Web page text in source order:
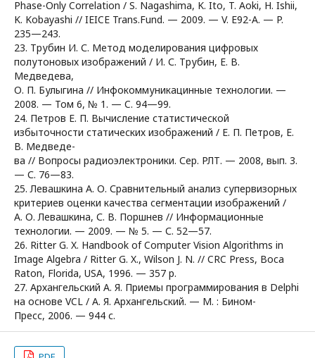
Phase-Only Correlation / S. Nagashima, K. Ito, T. Aoki, H. Ishii,
K. Kobayashi // IEICE Trans.Fund. — 2009. — V. E92-A. — P.
235—243.
23. Трубин И. С. Метод моделирования цифровых
полутоновых изображений / И. С. Трубин, Е. В.
Медведева,
О. П. Булыгина // Инфокоммуникацинные технологии. —
2008. — Том 6, № 1. — C. 94—99.
24. Петров Е. П. Вычисление статистической
избыточности статических изображений / Е. П. Петров, Е.
В. Медведе-
ва // Вопросы радиоэлектроники. Сер. РЛТ. — 2008, вып. 3.
— С. 76—83.
25. Левашкина А. О. Сравнительный анализ супервизорных
критериев оценки качества сегментации изображений /
А. О. Левашкина, С. В. Поршнев // Информационные
технологии. — 2009. — № 5. — С. 52—57.
26. Ritter G. X. Handbook of Computer Vision Algorithms in
Image Algebra / Ritter G. X., Wilson J. N. // CRC Press, Boca
Raton, Florida, USA, 1996. — 357 p.
27. Архангельский А. Я. Приемы программирования в Delphi
на основе VCL / А. Я. Архангельский. — М. : Бином-
Пресс, 2006. — 944 с.